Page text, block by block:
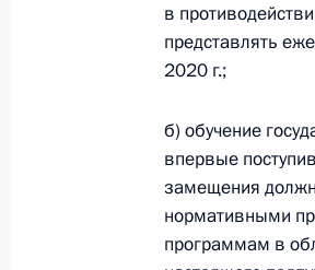
О внесении
26 июля 2026 года
Федеральный
О внесении
в
представлять
2020 г.;
б) обучение
впервые
замещения
нормативными
программам в